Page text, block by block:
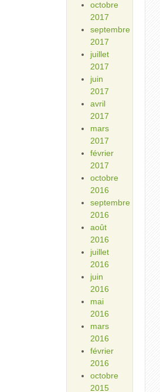
octobre
2017
septembre
2017
juillet
2017
juin
2017
avril
2017
mars
2017
février
2017
octobre
2016
septembre
2016
août
2016
juillet
2016
juin
2016
mai
2016
mars
2016
février
2016
octobre
2015